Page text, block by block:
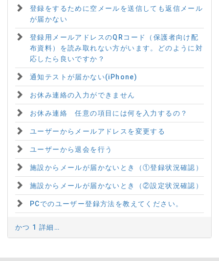
登録をするために空メールを送信しても返信メール
が届かない
登録用メールアドレスのQRコード（保護者向け配
布資料）を読み取れない方がいます。どのように対
応したら良いですか？
通知テストが届かない(iPhone)
お休み連絡の入力ができません
お休み連絡 任意の項目には何を入力するの？
ユーザーからメールアドレスを変更する
ユーザーから退会を行う
施設からメールが届かないとき（①登録状況確認）
施設からメールが届かないとき（②設定状況確認）
PCでのユーザー登録方法を教えてください。
かつ 1 詳細…